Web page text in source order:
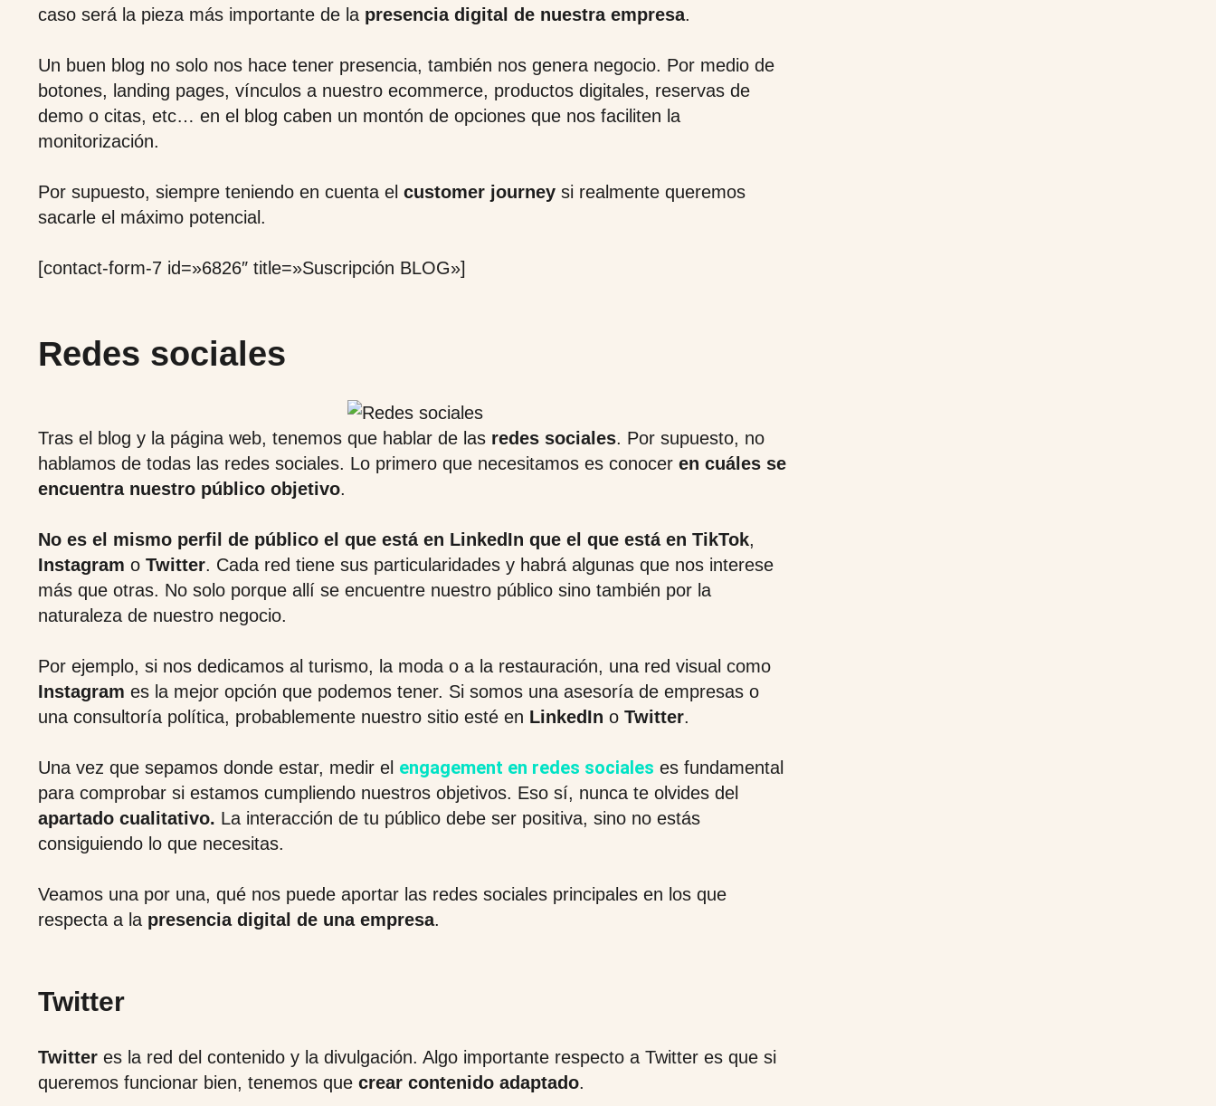
caso será la pieza más importante de la presencia digital de nuestra empresa.
Un buen blog no solo nos hace tener presencia, también nos genera negocio. Por medio de
botones, landing pages, vínculos a nuestro ecommerce, productos digitales, reservas de
demo o citas, etc… en el blog caben un montón de opciones que nos faciliten la
monitorización.
Por supuesto, siempre teniendo en cuenta el customer journey si realmente queremos
sacarle el máximo potencial.
[contact-form-7 id=»6826″ title=»Suscripción BLOG»]
Redes sociales
Tras el blog y la página web, tenemos que hablar de las redes sociales. Por supuesto, no
hablamos de todas las redes sociales. Lo primero que necesitamos es conocer en cuáles se
encuentra nuestro público objetivo.
No es el mismo perfil de público el que está en LinkedIn que el que está en TikTok,
Instagram o Twitter. Cada red tiene sus particularidades y habrá algunas que nos interese
más que otras. No solo porque allí se encuentre nuestro público sino también por la
naturaleza de nuestro negocio.
Por ejemplo, si nos dedicamos al turismo, la moda o a la restauración, una red visual como
Instagram es la mejor opción que podemos tener. Si somos una asesoría de empresas o
una consultoría política, probablemente nuestro sitio esté en LinkedIn o Twitter.
Una vez que sepamos donde estar, medir el engagement en redes sociales es fundamental
para comprobar si estamos cumpliendo nuestros objetivos. Eso sí, nunca te olvides del
apartado cualitativo. La interacción de tu público debe ser positiva, sino no estás
consiguiendo lo que necesitas.
Veamos una por una, qué nos puede aportar las redes sociales principales en los que
respecta a la presencia digital de una empresa.
Twitter
Twitter es la red del contenido y la divulgación. Algo importante respecto a Twitter es que si
queremos funcionar bien, tenemos que crear contenido adaptado.